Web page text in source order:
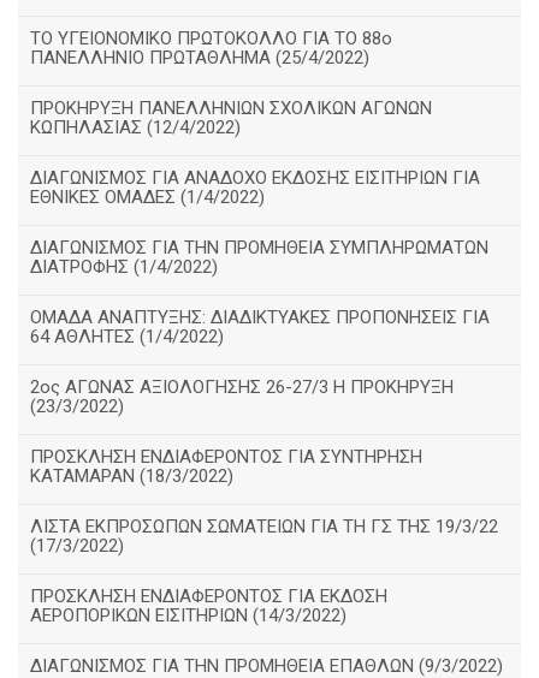
ΤΟ ΥΓΕΙΟΝΟΜΙΚΟ ΠΡΩΤΟΚΟΛΛΟ ΓΙΑ ΤΟ 88ο
ΠΑΝΕΛΛΗΝΙΟ ΠΡΩΤΑΘΛΗΜΑ (25/4/2022)
ΠΡΟΚΗΡΥΞΗ ΠΑΝΕΛΛΗΝΙΩΝ ΣΧΟΛΙΚΩΝ ΑΓΩΝΩΝ
ΚΩΠΗΛΑΣΙΑΣ (12/4/2022)
ΔΙΑΓΩΝΙΣΜΟΣ ΓΙΑ ΑΝΑΔΟΧΟ ΕΚΔΟΣΗΣ ΕΙΣΙΤΗΡΙΩΝ ΓΙΑ
ΕΘΝΙΚΕΣ ΟΜΑΔΕΣ (1/4/2022)
ΔΙΑΓΩΝΙΣΜΟΣ ΓΙΑ ΤΗΝ ΠΡΟΜΗΘΕΙΑ ΣΥΜΠΛΗΡΩΜΑΤΩΝ
ΔΙΑΤΡΟΦΗΣ (1/4/2022)
ΟΜΑΔΑ ΑΝΑΠΤΥΞΗΣ: ΔΙΑΔΙΚΤΥΑΚΕΣ ΠΡΟΠΟΝΗΣΕΙΣ ΓΙΑ
64 ΑΘΛΗΤΕΣ (1/4/2022)
2ος ΑΓΩΝΑΣ ΑΞΙΟΛΟΓΗΣΗΣ 26-27/3 Η ΠΡΟΚΗΡΥΞΗ
(23/3/2022)
ΠΡΟΣΚΛΗΣΗ ΕΝΔΙΑΦΕΡΟΝΤΟΣ ΓΙΑ ΣΥΝΤΗΡΗΣΗ
ΚΑΤΑΜΑΡΑΝ (18/3/2022)
ΛΙΣΤΑ ΕΚΠΡΟΣΩΠΩΝ ΣΩΜΑΤΕΙΩΝ ΓΙΑ ΤΗ ΓΣ ΤΗΣ 19/3/22
(17/3/2022)
ΠΡΟΣΚΛΗΣΗ ΕΝΔΙΑΦΕΡΟΝΤΟΣ ΓΙΑ ΕΚΔΟΣΗ
ΑΕΡΟΠΟΡΙΚΩΝ ΕΙΣΙΤΗΡΙΩΝ (14/3/2022)
ΔΙΑΓΩΝΙΣΜΟΣ ΓΙΑ ΤΗΝ ΠΡΟΜΗΘΕΙΑ ΕΠΑΘΛΩΝ (9/3/2022)